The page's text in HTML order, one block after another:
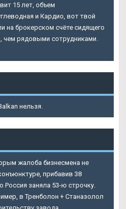
15 лет, объем
и Кардио, вот твой
на брокерском счёте сидящего
рядовыми сотрудниками.
нельзя.
жалоба бизнесмена не
прибавив 38
Россия заняла 53-ю строчку.
в Тренболон + Станазолол